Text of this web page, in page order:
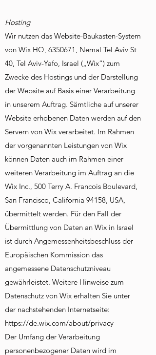
Hosting
Wir nutzen das Website-Baukasten-System
von Wix HQ, 6350671, Nemal Tel Aviv St
40, Tel Aviv-Yafo, Israel („Wix“) zum
Zwecke des Hostings und der Darstellung
der Website auf Basis einer Verarbeitung
in unserem Auftrag. Sämtliche auf unserer
Website erhobenen Daten werden auf den
Servern von Wix verarbeitet. Im Rahmen
der vorgenannten Leistungen von Wix
können Daten auch im Rahmen einer
weiteren Verarbeitung im Auftrag an die
Wix Inc., 500 Terry A. Francois Boulevard,
San Francisco, California 94158, USA,
übermittelt werden. Für den Fall der
Übermittlung von Daten an Wix in Israel
ist durch Angemessenheitsbeschluss der
Europäischen Kommission das
angemessene Datenschutzniveau
gewährleistet. Weitere Hinweise zum
Datenschutz von Wix erhalten Sie unter
der nachstehenden Internetseite:
https://de.wix.com/about/privacy
Der Umfang der Verarbeitung
personenbezogener Daten wird im